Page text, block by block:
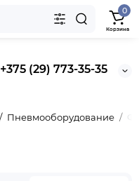
+375 (29) 773-35-35
0
Корзина
Пневмооборудование